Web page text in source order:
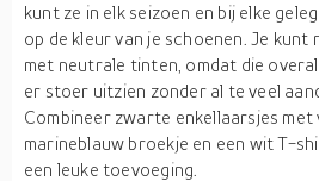
kunt ze in elk seizoen en bij elke
op de kleur van je schoenen. Je
met neutrale tinten, omdat die overal
er stoer uitzien zonder al te veel
Combineer zwarte enkellaarsjes
marineblauw broekje en een wit T-
een leuke toevoeging.